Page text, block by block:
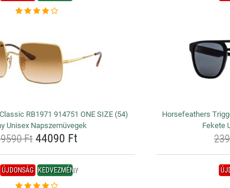
RB1971 914751 ONE SIZE (54)
Unisex Napszemüvegek
Ft44090 Ft
Horsefeathers
Fekete
ÚJDONSÁG KEDVEZMÉNY